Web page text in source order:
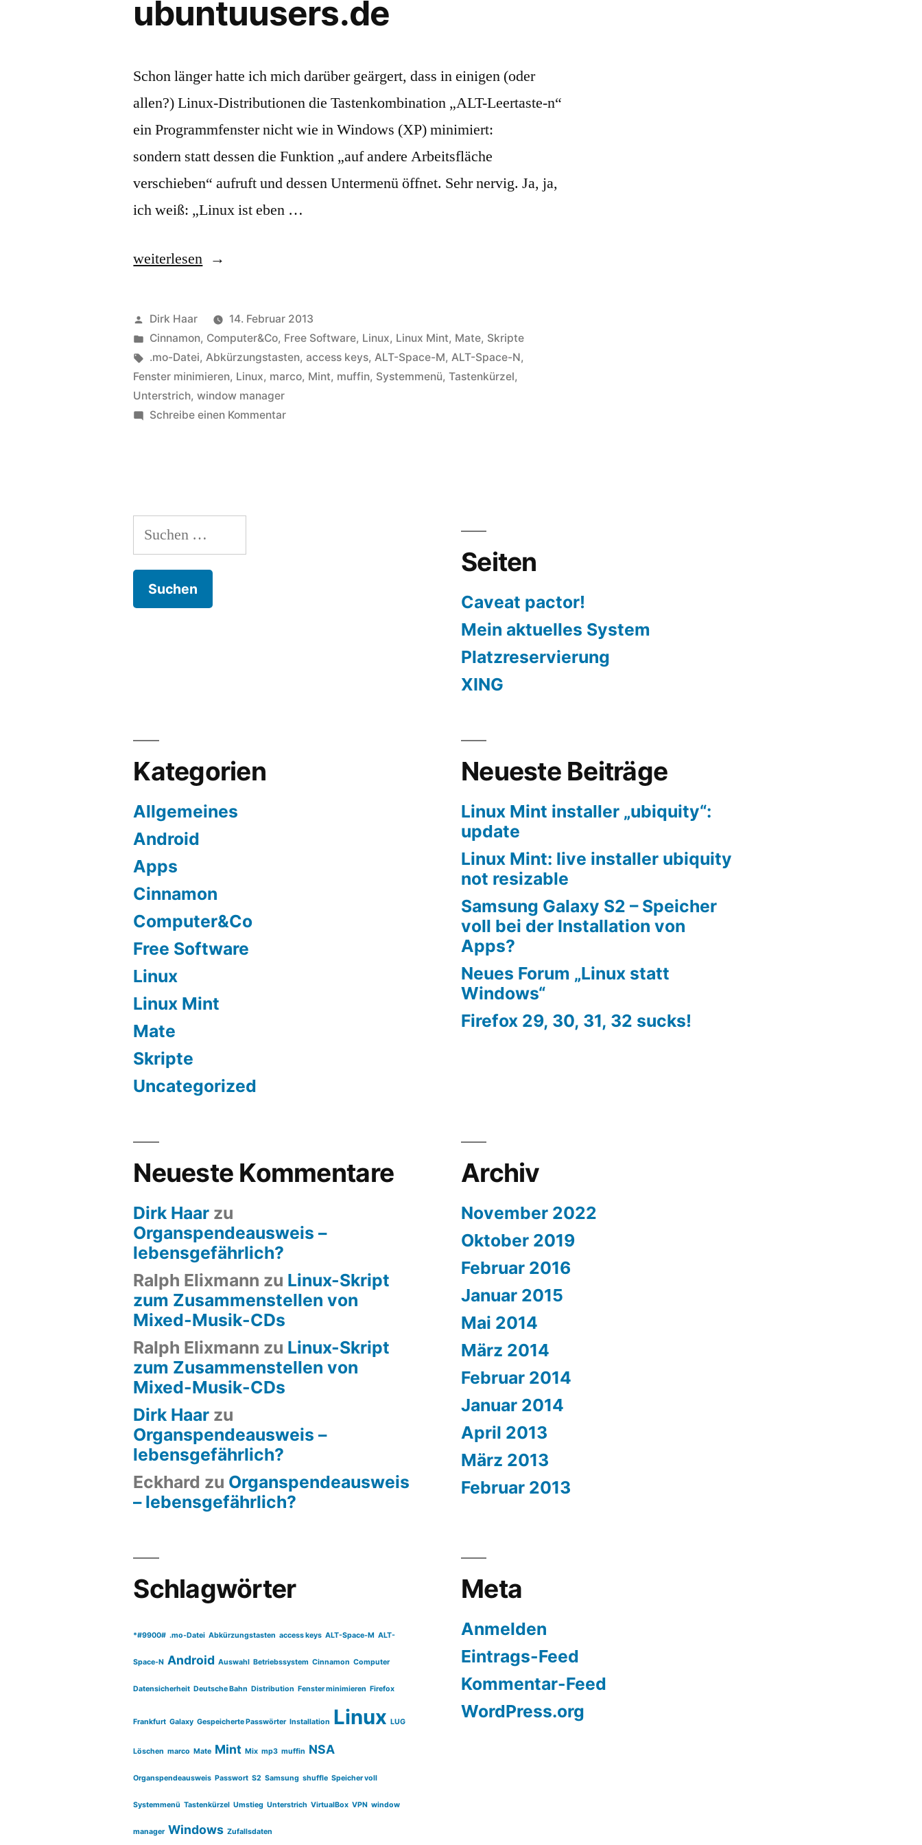
ubuntuusers.de
Schon länger hatte ich mich darüber geärgert, dass in einigen (oder
allen?) Linux-Distributionen die Tastenkombination „ALT-Leertaste-n“
ein Programmfenster nicht wie in Windows (XP) minimiert:
sondern statt dessen die Funktion „auf andere Arbeitsfläche
verschieben“ aufruft und dessen Untermenü öffnet. Sehr nervig. Ja, ja,
ich weiß: „Linux ist eben …
„Tip:
in
Systemmenüs
ändern
›
Projekte
ubuntuusers.de“
weiterlesen
Veröffentlicht
von
Dirk Haar
14. Februar 2013
Veröffentlicht
in
Cinnamon, Computer&Co, Free Software, Linux, Linux Mint, Mate, Skripte
Schlagwörter:
.mo-Datei,Abkürzungstasten,access keys,ALT-Space-M,ALT-Space-N,
Fenster minimieren, Linux, marco, Mint, muffin, Systemmenü,Tastenkürzel,
Unterstrich,window manager
Schreibe einen Kommentarzu
Suchen
nach:
Seiten
Caveat pactor!
Mein aktuelles System
Platzreservierung
XING
Kategorien
Allgemeines
Android
Apps
Cinnamon
Computer&Co
Free Software
Linux
Linux Mint
Mate
Skripte
Uncategorized
Neueste Beiträge
Linux Mint installer „ubiquity“:
update
Linux Mint: live installer ubiquity
not resizable
Samsung Galaxy S2 – Speicher
voll bei der Installation von
Apps?
Neues Forum „Linux statt
Windows“
Firefox 29, 30, 31, 32 sucks!
Neueste Kommentare
Dirk Haar zu
Organspendeausweis –
lebensgefährlich?
Ralph Elixmann zu Linux-Skript
zum Zusammenstellen von
Mixed-Musik-CDs
Ralph Elixmann zu Linux-Skript
zum Zusammenstellen von
Mixed-Musik-CDs
Dirk Haar zu
Organspendeausweis –
lebensgefährlich?
Eckhard zu Organspendeausweis
– lebensgefährlich?
Archiv
November 2022
Oktober 2019
Februar 2016
Januar 2015
Mai 2014
März 2014
Februar 2014
Januar 2014
April 2013
März 2013
Februar 2013
Schlagwörter
*#9900# .mo-Datei Abkürzungstasten access keys ALT-Space-M ALT-
Space-N Android Auswahl Betriebssystem Cinnamon Computer
Datensicherheit Deutsche Bahn Distribution Fenster minimieren Firefox
Frankfurt Galaxy Gespeicherte Passwörter Installation Linux LUG
Löschen marco Mate Mint Mix mp3 muffin NSA
Organspendeausweis Passwort S2 Samsung shuffle Speicher voll
Systemmenü Tastenkürzel Umstieg Unterstrich VirtualBox VPN window
manager Windows Zufallsdaten
Meta
Anmelden
Eintrags-Feed
Kommentar-Feed
WordPress.org